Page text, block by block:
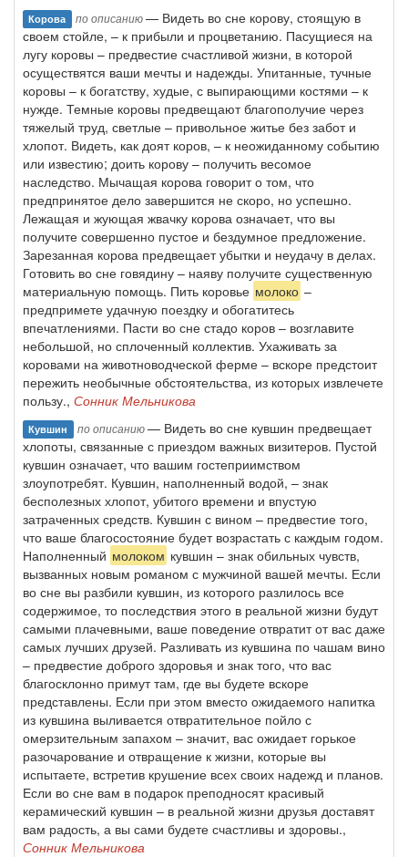
Корова по описанию— Видеть во сне корову, стоящую в
своем стойле, – к прибыли и процветанию. Пасущиеся на
лугу коровы – предвестие счастливой жизни, в которой
осуществятся ваши мечты и надежды. Упитанные, тучные
коровы – к богатству, худые, с выпирающими костями – к
нужде. Темные коровы предвещают благополучие через
тяжелый труд, светлые – привольное житье без забот и
хлопот. Видеть, как доят коров, – к неожиданному событию
или известию; доить корову – получить весомое
наследство. Мычащая корова говорит о том, что
предпринятое дело завершится не скоро, но успешно.
Лежащая и жующая жвачку корова означает, что вы
получите совершенно пустое и бездумное предложение.
Зарезанная корова предвещает убытки и неудачу в делах.
Готовить во сне говядину – наяву получите существенную
материальную помощь. Пить коровье молоко –
предпримете удачную поездку и обогатитесь
впечатлениями. Пасти во сне стадо коров – возглавите
небольшой, но сплоченный коллектив. Ухаживать за
коровами на животноводческой ферме – вскоре предстоит
пережить необычные обстоятельства, из которых извлечете
пользу., Сонник Мельникова
Кувшин по описанию— Видеть во сне кувшин предвещает
хлопоты, связанные с приездом важных визитеров. Пустой
кувшин означает, что вашим гостеприимством
злоупотребят. Кувшин, наполненный водой, – знак
бесполезных хлопот, убитого времени и впустую
затраченных средств. Кувшин с вином – предвестие того,
что ваше благосостояние будет возрастать с каждым годом.
Наполненный молоком кувшин – знак обильных чувств,
вызванных новым романом с мужчиной вашей мечты. Если
во сне вы разбили кувшин, из которого разлилось все
содержимое, то последствия этого в реальной жизни будут
самыми плачевными, ваше поведение отвратит от вас даже
самых лучших друзей. Разливать из кувшина по чашам вино
– предвестие доброго здоровья и знак того, что вас
благосклонно примут там, где вы будете вскоре
представлены. Если при этом вместо ожидаемого напитка
из кувшина выливается отвратительное пойло с
омерзительным запахом – значит, вас ожидает горькое
разочарование и отвращение к жизни, которые вы
испытаете, встретив крушение всех своих надежд и планов.
Если во сне вам в подарок преподносят красивый
керамический кувшин – в реальной жизни друзья доставят
вам радость, а вы сами будете счастливы и здоровы.,
Сонник Мельникова